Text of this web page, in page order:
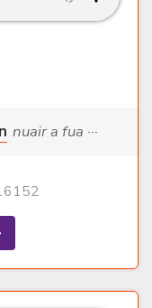
nuair a fua ···